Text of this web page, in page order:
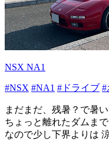
NSX NA1
#NSX #NA1 #ドライブ #
まだまだ、残暑？で暑
ちょっと離れたダムま
なので少し下界よりは